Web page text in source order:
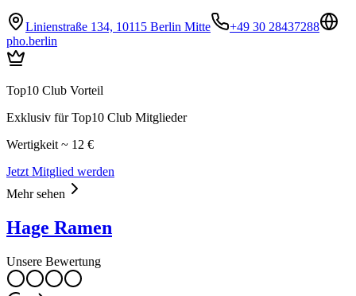
Linienstraße 134, 10115 Berlin Mitte
+49 30 28437288
pho.berlin
Top10 Club Vorteil
Exklusiv für Top10 Club Mitglieder
Wertigkeit ~ 12 €
Jetzt Mitglied werden
Mehr sehen
Hage Ramen
Unsere Bewertung